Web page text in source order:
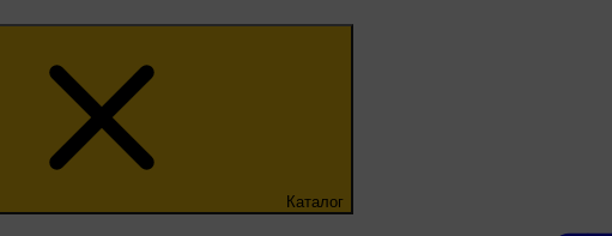
Каталог